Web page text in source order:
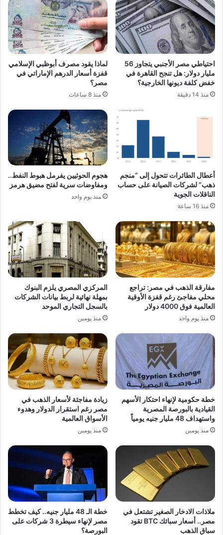
احتياطي مصر الأجنبي يتجاوز 56
مليار دولار: هل تنجح القاهرة في
خفض كلفة ديونها الخارجية؟
منذ 14 دقيقة
لماذا يقود مصرف أبوظبي الإسلامي
قفزة أسعار الدرهم الإماراتي في
مصر؟
منذ 8 ساعات
أعطال الطائرات تتحول إلى “منجم
ذهب” لشركات الصيانة على حساب
الناقلات الجوية
منذ 16 ساعة
هجوم الحوثيين يفرمل هبوط النفط..
ومفاوضات سرية لفتح مضيق هرمز
منذ يوم واحد
مفارقة الذهب في مصر: تراجع
محلي مفاجئ رغم قفزة الأوقية
العالمية فوق 4000 دولار
منذ يوم واحد
المركزي المصري يلزم البنوك
بمهلة نهائية لربط بيانات الشركات
بالسجل التجاري الموحد
منذ يومين
خطة حكومية لإنهاء احتكار الأسهم
القيادية بالبورصة المصرية
واستهداف 48 مليار جنيه يومياً
منذ يومين
زيادة مفاجئة لأسعار الذهب في
مصر رغم استقرار الدولار وهدوء
الأسواق العالمية
منذ يومين
ملاذات الادخار الصغير تشتعل في
مصر.. أسعار سبائك BTC تقود
سباق الذهب
خطة الـ 48 مليار جنيه.. كيف تخطط
مصر لإنهاء سيطرة 3 شركات على
البورصة؟